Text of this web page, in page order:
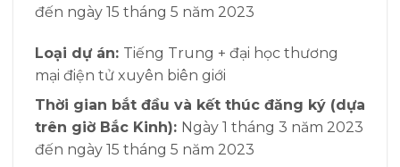
đến ngày 15 tháng 5 năm 2023
Loại dự án: Tiếng Trung + đại học thương
mại điện tử xuyên biên giới
Thời gian bắt đầu và kết thúc đăng ký (dựa
trên giờ Bắc Kinh): Ngày 1 tháng 3 năm 2023
đến ngày 15 tháng 5 năm 2023